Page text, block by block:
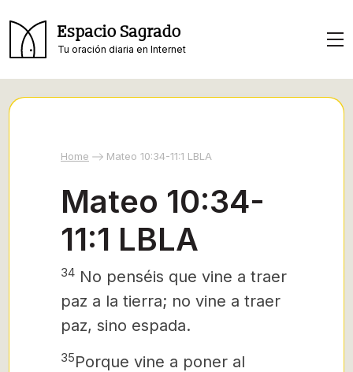
Espacio Sagrado
Tu oración diaria en Internet
Home Mateo 10:34-11:1 LBLA
Mateo 10:34-
11:1 LBLA
34 No penséis que vine a traer
paz a la tierra; no vine a traer
paz, sino espada.
35Porque vine a poner al